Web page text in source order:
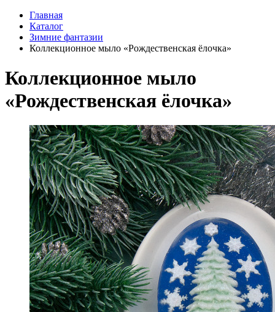
Главная
Каталог
Зимние фантазии
Коллекционное мыло «Рождественская ёлочка»
Коллекционное мыло
«Рождественская ёлочка»